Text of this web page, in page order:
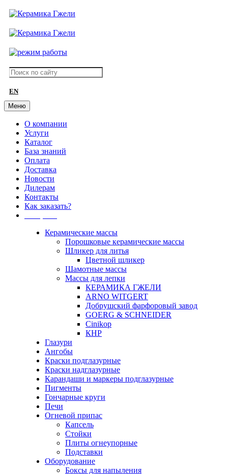
EN
Меню
О компании
Услуги
Каталог
База знаний
Оплата
Доставка
Новости
Дилерам
Контакты
Как заказать?
Керамические массы
Порошковые керамические массы
Шликер для литья
Цветной шликер
Шамотные массы
Массы для лепки
КЕРАМИКА ГЖЕЛИ
ARNO WITGERT
Добрушский фарфоровый завод
GOERG & SCHNEIDER
Cinikop
КНР
Глазури
Ангобы
Краски подглазурные
Краски надглазурные
Карандаши и маркеры подглазурные
Пигменты
Гончарные круги
Печи
Огневой припас
Капсель
Стойки
Плиты огнеупорные
Подставки
Оборудование
Боксы для напыления